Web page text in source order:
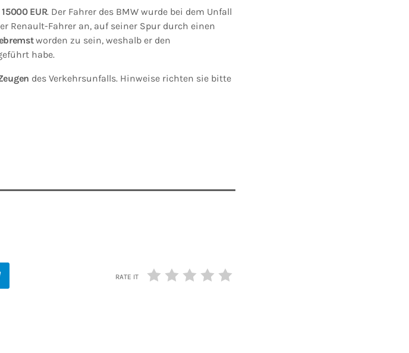
15000 EUR. Der Fahrer des BMW wurde bei dem Unfall
Renault-Fahrer an, auf seiner Spur durch einen
worden zu sein, weshalb er den
habe.
des Verkehrsunfalls. Hinweise richten sie bitte
RATE IT